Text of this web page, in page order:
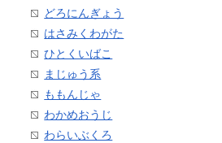
どろにんぎょう
はさみくわがた
ひとくいばこ
まじゅう系
ももんじゃ
わかめおうじ
わらいぶくろ